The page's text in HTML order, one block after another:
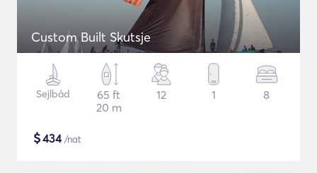
Custom Built Skutsje
Sejlbåd
65 ft
20 m
12 1 8
$434/nat